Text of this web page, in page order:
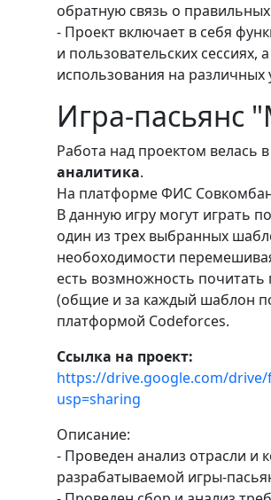
обратную связь о
- Проект включает в себя
и пользовательских сессиях,
использования на различных
Игра-пасьянс
Работа над проектом велась
аналитика.
На платформе ФИС
В данную игру могут играть
один из трех выбранных
необоходимости
есть возмножность
(общие и за каждый шаблон
платформой Codeforces.
Ссылка на проект:
https://drive.google.com/drive/
usp=sharing
Описание:
- Проведен анализ отрасли и
разрабатываемой игры-